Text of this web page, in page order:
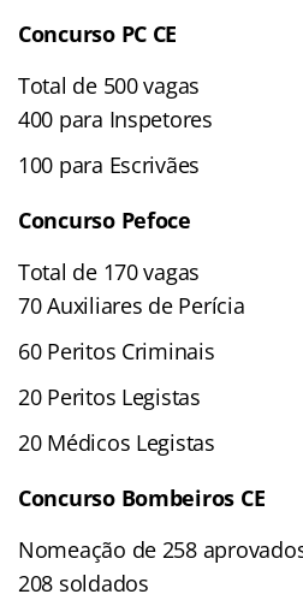
Concurso PC CE
Total de 500 vagas
400 para Inspetores
100 para Escrivães
Concurso Pefoce
Total de 170 vagas
70 Auxiliares de Perícia
60 Peritos Criminais
20 Peritos Legistas
20 Médicos Legistas
Concurso Bombeiros CE
Nomeação de 258
208 soldados